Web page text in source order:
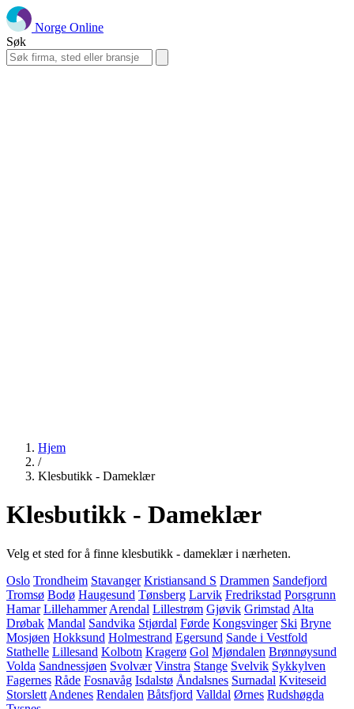
Norge Online
Søk
Hjem
/
Klesbutikk - Dameklær
Klesbutikk - Dameklær
Velg et sted for å finne klesbutikk - dameklær i nærheten.
Oslo Trondheim Stavanger Kristiansand S Drammen Sandefjord
Tromsø Bodø Haugesund Tønsberg Larvik Fredrikstad Porsgrunn
Hamar Lillehammer Arendal Lillestrøm Gjøvik Grimstad Alta
Drøbak Mandal Sandvika Stjørdal Førde Kongsvinger Ski Bryne
Mosjøen Hokksund Holmestrand Egersund Sande i Vestfold
Stathelle Lillesand Kolbotn Kragerø Gol Mjøndalen Brønnøysund
Volda Sandnessjøen Svolvær Vinstra Stange Svelvik Sykkylven
Fagernes Råde Fosnavåg Isdalstø Åndalsnes Surnadal Kviteseid
Storslett Andenes Rendalen Båtsfjord Valldal Ørnes Rudshøgda